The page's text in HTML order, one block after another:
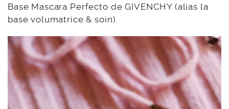
Base Mascara Perfecto de GIVENCHY (alias la
base volumatrice & soin).